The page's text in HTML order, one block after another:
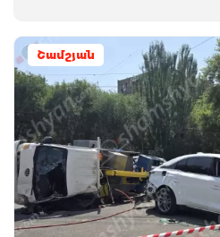
Շամշյան